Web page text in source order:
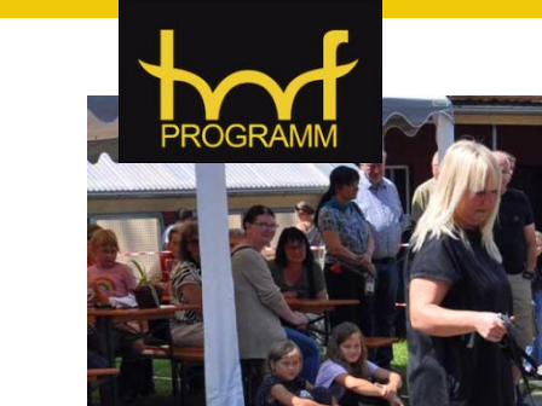
hof-programm – das
hof-programm – das Veranstaltungsportal für Hof und